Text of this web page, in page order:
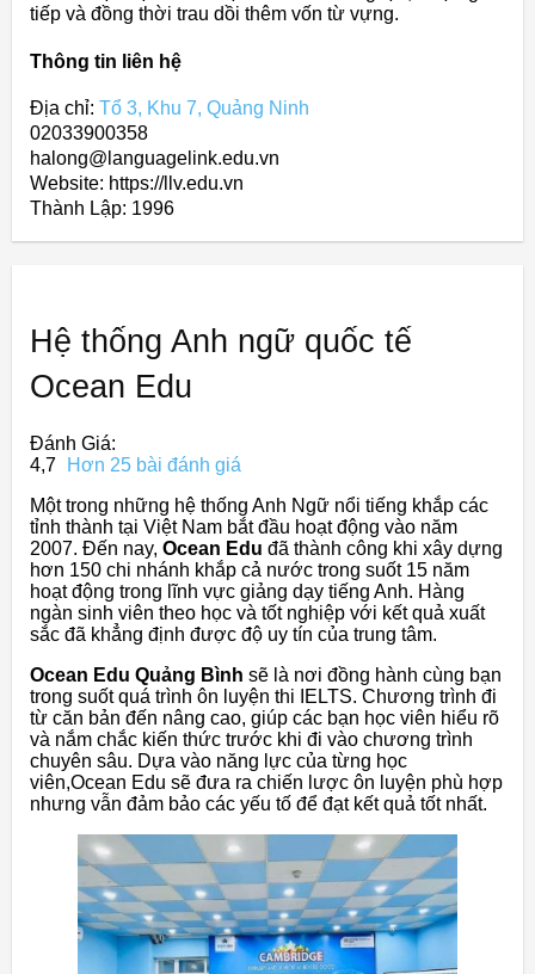
tiếp và đồng thời trau dồi thêm vốn từ vựng.
Thông tin liên hệ
Địa chỉ: Tổ 3, Khu 7, Quảng Ninh
02033900358
halong@languagelink.edu.vn
Website: https://llv.edu.vn
Thành Lập: 1996
Hệ thống Anh ngữ quốc tế
Ocean Edu
Đánh Giá:
4,7
Hơn 25 bài đánh giá
Một trong những hệ thống Anh Ngữ nổi tiếng khắp các
tỉnh thành tại Việt Nam bắt đầu hoạt động vào năm
2007. Đến nay, Ocean Edu đã thành công khi xây dựng
hơn 150 chi nhánh khắp cả nước trong suốt 15 năm
hoạt động trong lĩnh vực giảng dạy tiếng Anh. Hàng
ngàn sinh viên theo học và tốt nghiệp với kết quả xuất
sắc đã khẳng định được độ uy tín của trung tâm.
Ocean Edu Quảng Bình sẽ là nơi đồng hành cùng bạn
trong suốt quá trình ôn luyện thi IELTS. Chương trình đi
từ căn bản đến nâng cao, giúp các bạn học viên hiểu rõ
và nắm chắc kiến thức trước khi đi vào chương trình
chuyên sâu. Dựa vào năng lực của từng học
viên,Ocean Edu sẽ đưa ra chiến lược ôn luyện phù hợp
nhưng vẫn đảm bảo các yếu tố để đạt kết quả tốt nhất.